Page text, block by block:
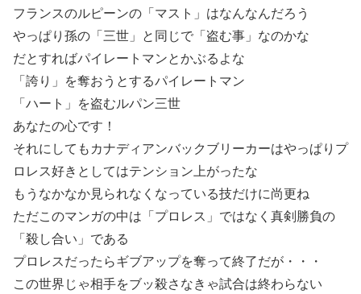
フランスのルピーンの「マスト」はなんなんだろう
やっぱり孫の「三世」と同じで「盗む事」なのかな
だとすればパイレートマンとかぶるよな
「誇り」を奪おうとするパイレートマン
「ハート」を盗むルパン三世
あなたの心です！
それにしてもカナディアンバックブリーカーはやっぱりプ
ロレス好きとしてはテンション上がったな
もうなかなか見られなくなっている技だけに尚更ね
ただこのマンガの中は「プロレス」ではなく真剣勝負の
「殺し合い」である
プロレスだったらギブアップを奪って終了だが・・・
この世界じゃ相手をブッ殺さなきゃ試合は終わらない